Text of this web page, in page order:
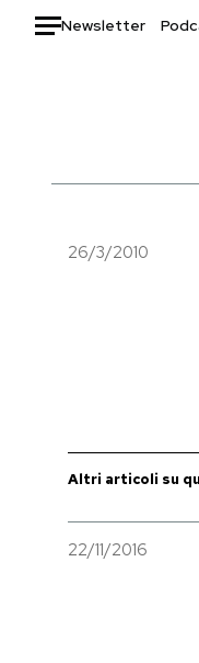
Newsletter
Italia
Politica
26/3/2010
Altri articoli su
22/11/2016